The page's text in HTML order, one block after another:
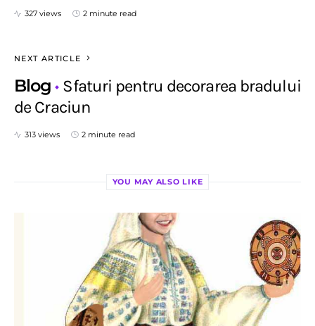
327 views 2 minute read
NEXT ARTICLE
Blog
Sfaturi pentru decorarea bradului
de Craciun
313 views 2 minute read
YOU MAY ALSO LIKE